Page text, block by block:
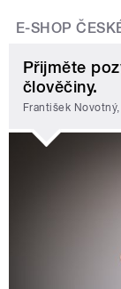
E-SHOP
Přijměte
člověčiny.
František